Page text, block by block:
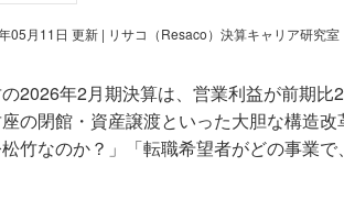
05月11日 更新 | リサコ（Resaco）決算キャリア研究室
2026年2月期決算は、営業利益が前期
の閉館・資産譲渡といった大胆な構造
竹なのか？」「転職希望者がどの事業で